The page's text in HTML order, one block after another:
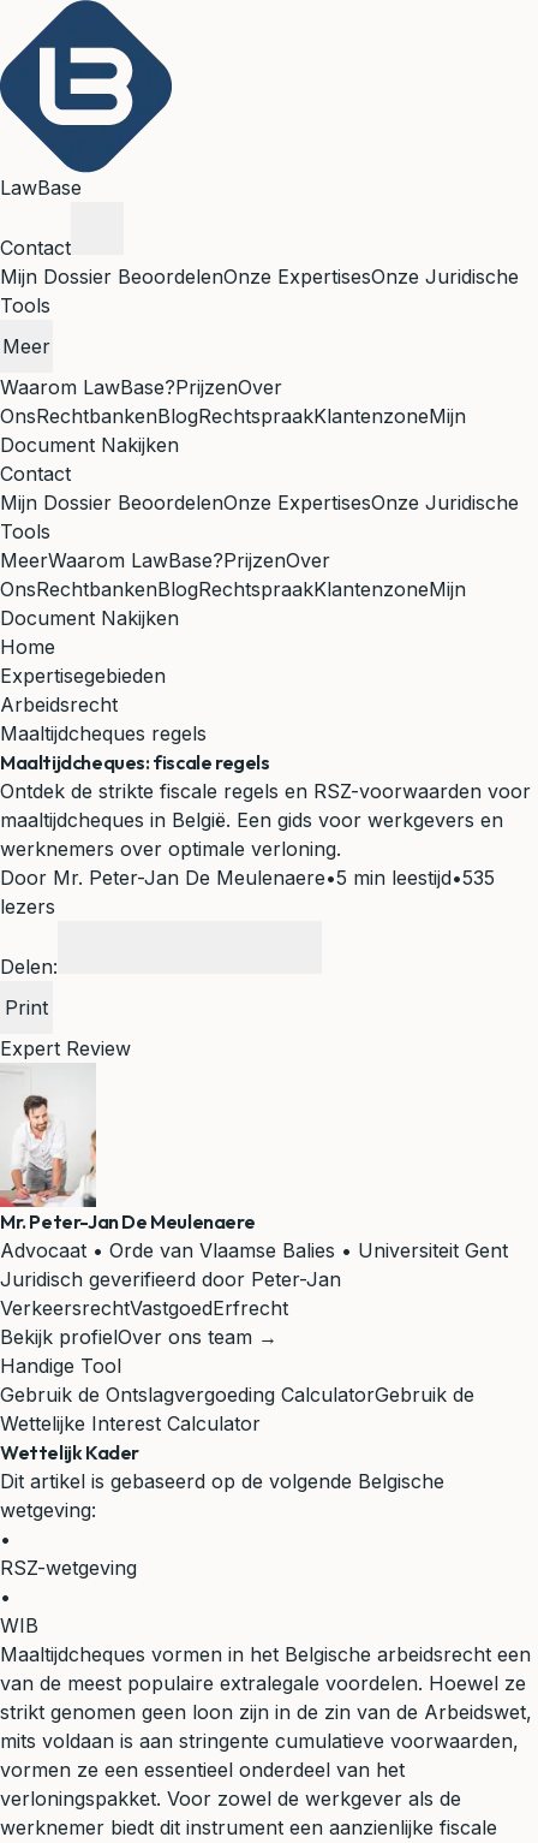
LawBase
Contact
Mijn Dossier BeoordelenOnze ExpertisesOnze Juridische
Tools
Meer
Waarom LawBase?PrijzenOver
OnsRechtbankenBlogRechtspraakKlantenzoneMijn
Document Nakijken
Contact
Mijn Dossier BeoordelenOnze ExpertisesOnze Juridische
Tools
MeerWaarom LawBase?PrijzenOver
OnsRechtbankenBlogRechtspraakKlantenzoneMijn
Document Nakijken
Home
Expertisegebieden
Arbeidsrecht
Maaltijdcheques regels
Maaltijdcheques: fiscale regels
Ontdek de strikte fiscale regels en RSZ-voorwaarden voor
maaltijdcheques in België. Een gids voor werkgevers en
werknemers over optimale verloning.
Door Mr. Peter-Jan De Meulenaere•5 min leestijd•535
lezers
Delen:
Print
Expert Review
Mr. Peter-Jan De Meulenaere
Advocaat • Orde van Vlaamse Balies • Universiteit Gent
Juridisch geverifieerd door Peter-Jan
VerkeersrechtVastgoedErfrecht
Bekijk profielOver ons team →
Handige Tool
Gebruik de Ontslagvergoeding CalculatorGebruik de
Wettelijke Interest Calculator
Wettelijk Kader
Dit artikel is gebaseerd op de volgende Belgische
wetgeving:
•
RSZ-wetgeving
•
WIB
Maaltijdcheques vormen in het Belgische arbeidsrecht een
van de meest populaire extralegale voordelen. Hoewel ze
strikt genomen geen loon zijn in de zin van de Arbeidswet,
mits voldaan is aan stringente cumulatieve voorwaarden,
vormen ze een essentieel onderdeel van het
verloningspakket. Voor zowel de werkgever als de
werknemer biedt dit instrument een aanzienlijke fiscale